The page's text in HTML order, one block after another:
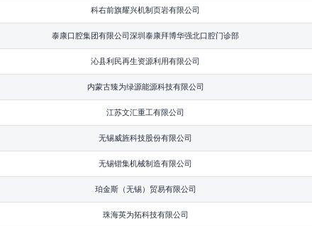
科右前旗耀兴机制页岩有限公司
泰康口腔集团有限公司深圳泰康拜博华强北口腔门诊部
沁县利民再生资源利用有限公司
内蒙古臻为绿源能源科技有限公司
江苏文汇重工有限公司
无锡威旌科技股份有限公司
无锡锴集机械制造有限公司
珀金斯（无锡）贸易有限公司
珠海英为拓科技有限公司